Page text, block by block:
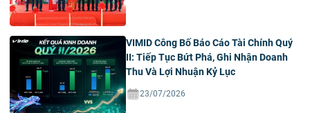
VIMID Công Bố Báo Cáo Tài Chính Quý
II: Tiếp Tục Bứt Phá, Ghi Nhận Doanh
Thu Và Lợi Nhuận Kỷ Lục
23/07/2026